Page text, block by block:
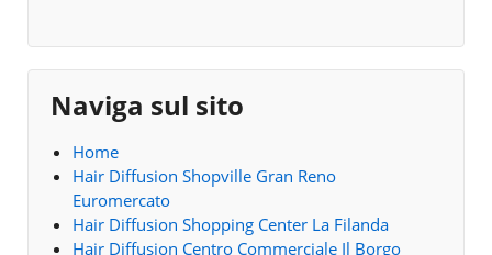
Naviga sul sito
Home
Hair Diffusion Shopville Gran Reno
Euromercato
Hair Diffusion Shopping Center La Filanda
Hair Diffusion Centro Commerciale Il Borgo